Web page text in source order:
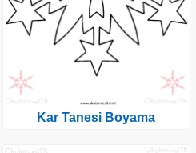
Kar Tanesi Boyama